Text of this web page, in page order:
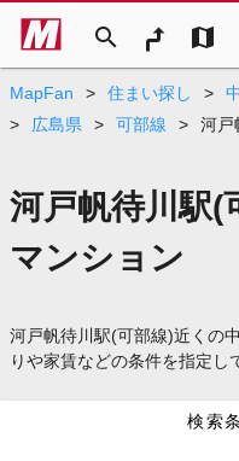
search map
MapFan > 住まい探し >
>
広島県 > 可部線 > 河戸
河戸帆待川駅(
マンション
河戸帆待川駅(可部線)近くの
りや家賃などの条件を指定し
検索